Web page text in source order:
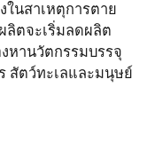
ในสาเหตุการตาย
ลิตจะเริ่มลดผลิต
หานวัตกรรมบรรจุ
ตว์ทะเลและมนุษย์